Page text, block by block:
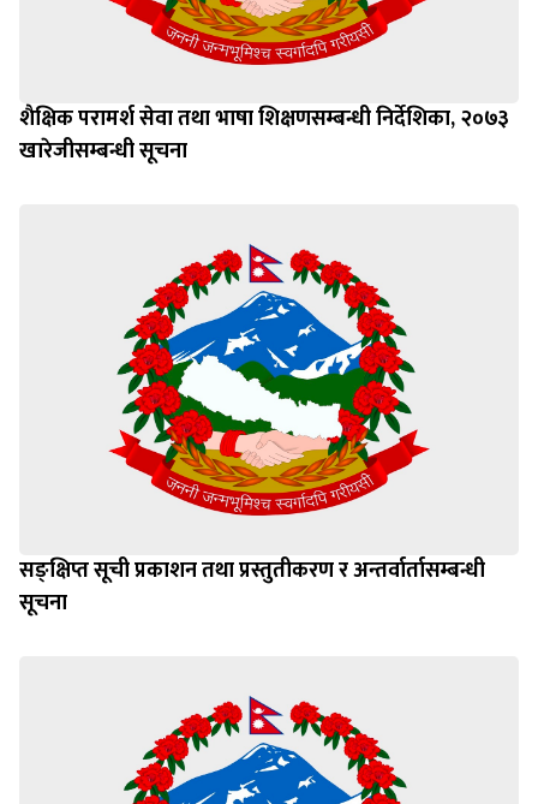
शैक्षिक परामर्श सेवा तथा भाषा शिक्षणसम्बन्धी निर्देशिका, २०७३
खारेजीसम्बन्धी सूचना
सङ्क्षिप्त सूची प्रकाशन तथा प्रस्तुतीकरण र अन्तर्वार्तासम्बन्धी
सूचना